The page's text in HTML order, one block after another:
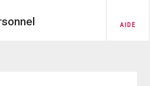
AIDE